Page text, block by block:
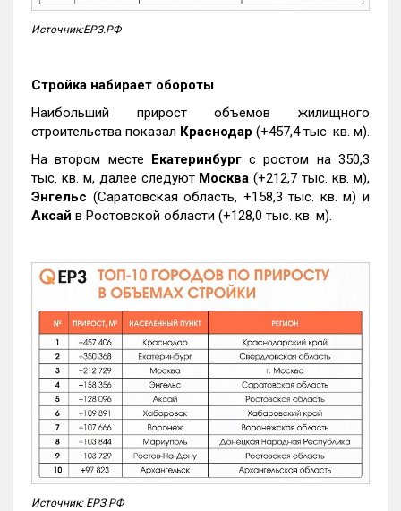
Источник:ЕРЗ.РФ
Стройка набирает обороты
Наибольший прирост объемов жилищного
строительства показал Краснодар (+457,4 тыс. кв. м).
На втором месте Екатеринбургс ростом на 350,3
тыс. кв. м, далее следуют Москва (+212,7 тыс. кв. м),
Энгельс (Саратовская область, +158,3 тыс. кв. м) и
Аксай в Ростовской области (+128,0 тыс. кв. м).
Источник: ЕРЗ.РФ